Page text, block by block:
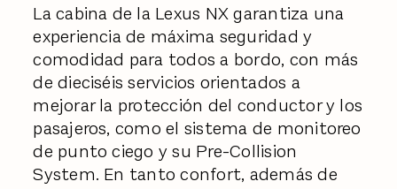
La cabina de la Lexus NX garantiza una
experiencia de máxima seguridad y
comodidad para todos a bordo, con más
de dieciséis servicios orientados a
mejorar la protección del conductor y los
pasajeros, como el sistema de monitoreo
de punto ciego y su Pre-Collision
System. En tanto confort, además de